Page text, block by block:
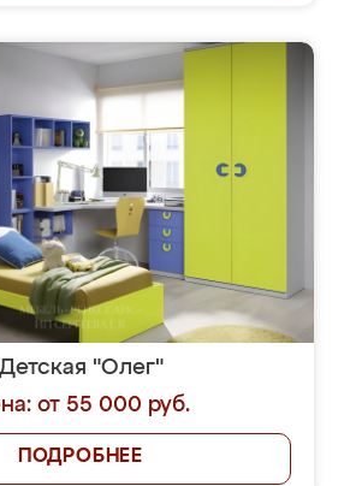
Детская "Олег"
от 55 000 руб.
ПОДРОБНЕЕ